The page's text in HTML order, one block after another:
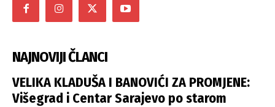
NAJNOVIJI ČLANCI
VELIKA KLADUŠA I BANOVIĆI ZA PROMJENE:
Višegrad i Centar Sarajevo po starom